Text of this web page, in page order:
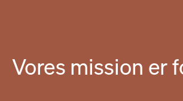
Vores mission er